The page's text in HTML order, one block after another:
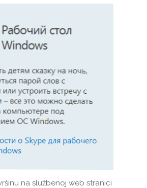
na službenoj web stranici